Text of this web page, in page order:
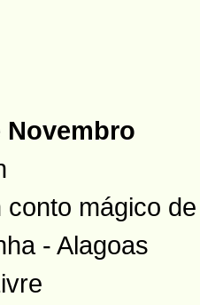
Novembro
conto mágico
- Alagoas